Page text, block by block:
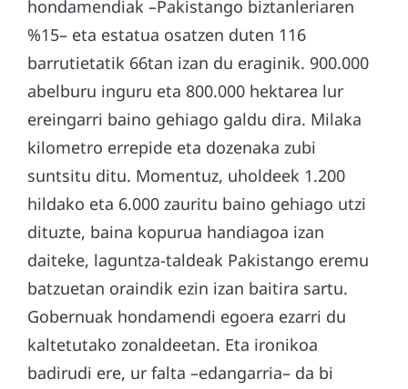
hondamendiak –Pakistango biztanleriaren
%15– eta estatua osatzen duten 116
barrutietatik 66tan izan du eraginik. 900.000
abelburu inguru eta 800.000 hektarea lur
ereingarri baino gehiago galdu dira. Milaka
kilometro errepide eta dozenaka zubi
suntsitu ditu. Momentuz, uholdeek 1.200
hildako eta 6.000 zauritu baino gehiago utzi
dituzte, baina kopurua handiagoa izan
daiteke, laguntza-taldeak Pakistango eremu
batzuetan oraindik ezin izan baitira sartu.
Gobernuak hondamendi egoera ezarri du
kaltetutako zonaldeetan. Eta ironikoa
badirudi ere, ur falta –edangarria– da bi